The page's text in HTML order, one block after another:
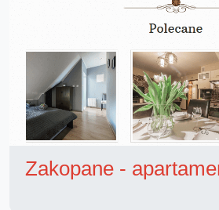
Zakopane -